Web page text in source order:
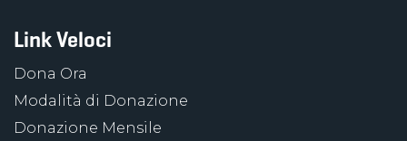
Link Veloci
Dona Ora
Modalità di Donazione
Donazione Mensile